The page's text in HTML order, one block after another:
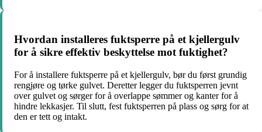
Hvordan installeres fuktsperre på et kjellergulv
for å sikre effektiv beskyttelse mot fuktighet?
For å installere fuktsperre på et kjellergulv, bør du først grundig
rengjøre og tørke gulvet. Deretter legger du fuktsperren jevnt
over gulvet og sørger for å overlappe sømmer og kanter for å
hindre lekkasjer. Til slutt, fest fuktsperren på plass og sørg for at
den er tett og intakt.